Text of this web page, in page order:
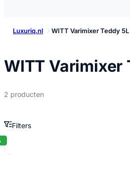
Luxuriq.nl WITT Varimixer Teddy 5L
WITT Varimixer
2 producten
Filters
WITT Varimixer